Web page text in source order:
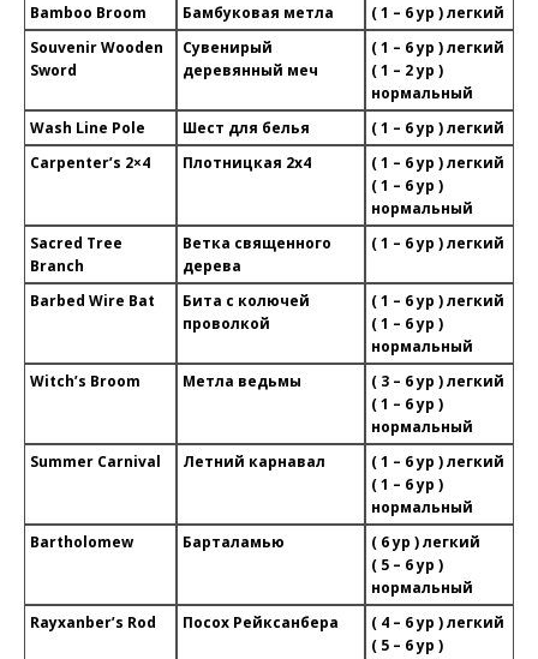
Bamboo Broom
Бамбуковая метла
( 1 – 6 ур ) легкий
Souvenir Wooden
Sword
Сувенирый
деревянный меч
( 1 – 6 ур ) легкий
( 1 – 2 ур )
нормальный
Wash Line Pole
Шест для белья
( 1 – 6 ур ) легкий
Carpenter’s 2×4
Плотницкая 2х4
( 1 – 6 ур ) легкий
( 1 – 6 ур )
нормальный
Sacred Tree
Branch
Ветка священного
дерева
( 1 – 6 ур ) легкий
Barbed Wire Bat
Бита с колючей
проволкой
( 1 – 6 ур ) легкий
( 1 – 6 ур )
нормальный
Witch’s Broom
Метла ведьмы
( 3 – 6 ур ) легкий
( 1 – 6 ур )
нормальный
Summer Carnival
Летний карнавал
( 1 – 6 ур ) легкий
( 1 – 6 ур )
нормальный
Bartholomew
Барталамью
( 6 ур ) легкий
( 5 – 6 ур )
нормальный
Rayxanber’s Rod
Посох Рейксанбера
( 4 – 6 ур ) легкий
( 5 – 6 ур )